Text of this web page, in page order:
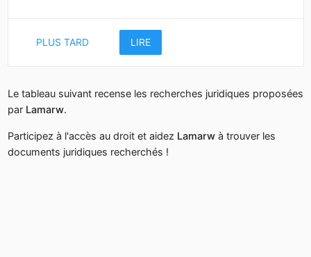
PLUS TARD LIRE
Le tableau suivant recense les recherches juridiques proposées
par Lamarw.
Participez à l'accès au droit et aidez Lamarwà trouver les
documents juridiques recherchés !